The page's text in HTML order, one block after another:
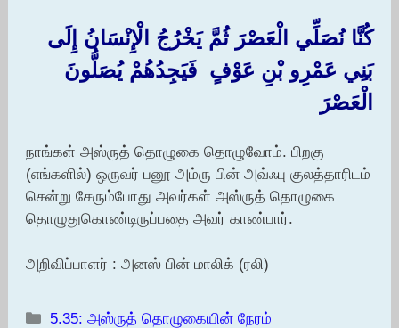
كُنَّا نُصَلِّي الْعَصْرَ ثُمَّ يَخْرُجُ الْإِنْسَانُ إِلَى ‏
‏بَنِي عَمْرِو بْنِ عَوْفٍ ‏ ‏فَيَجِدُهُمْ يُصَلُّونَ
الْعَصْرَ
நாங்கள் அஸ்ருத் தொழுகை தொழுவோம். பிறகு
(எங்களில்) ஒருவர் பனூ அம்ரு பின் அவ்ஃபு குலத்தாரிடம்
சென்று சேரும்போது அவர்கள் அஸ்ருத் தொழுகை
தொழுதுகொண்டிருப்பதை அவர் காண்பார்.
அறிவிப்பாளர் : அனஸ் பின் மாலிக் (ரலி)
Categories
5.35: அஸ்ருத் தொழுகையின் நேரம்